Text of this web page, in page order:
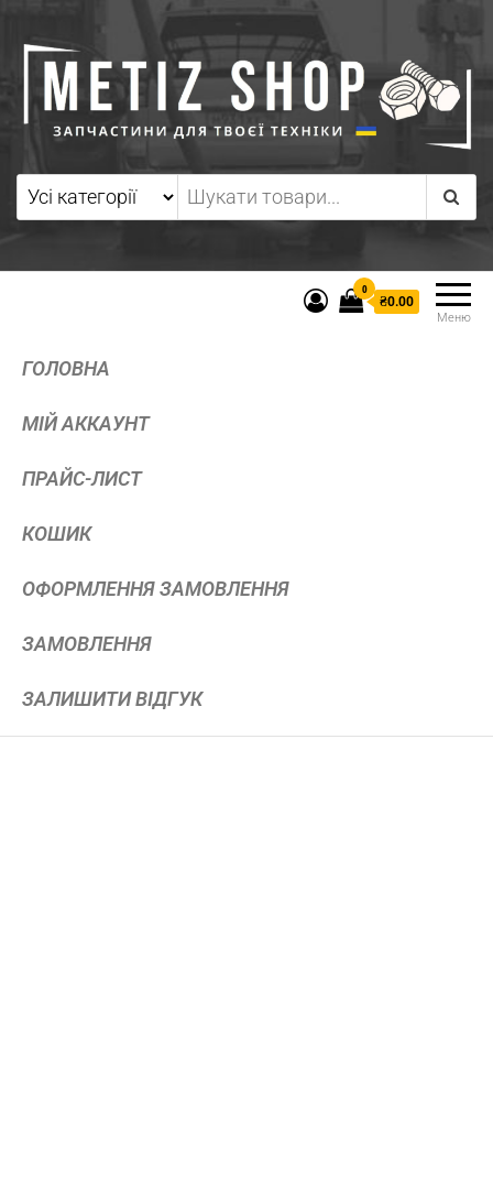
Меню
0
₴0.00
ГОЛОВНА
МІЙ АККАУНТ
ПРАЙС-ЛИСТ
КОШИК
ОФОРМЛЕННЯ ЗАМОВЛЕННЯ
ЗАМОВЛЕННЯ
ЗАЛИШИТИ ВІДГУК